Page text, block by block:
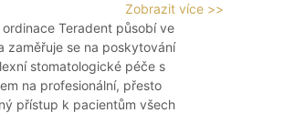
Zobrazit více >>
Teradent působí ve
zaměřuje se na poskytování
stomatologické péče s
na profesionální, přesto
přístup k pacientům všech